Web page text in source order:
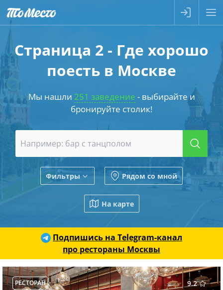
Страница 2 - Где хорошо
поесть в Москве
Мы нашли 251 заведение - выбирайте и
бронируйте столик!
Фильтры Рядом со мной
На карте
Подпишись на Telegram-канал
про рестораны Москвы
9.2
РЕСТОРАН